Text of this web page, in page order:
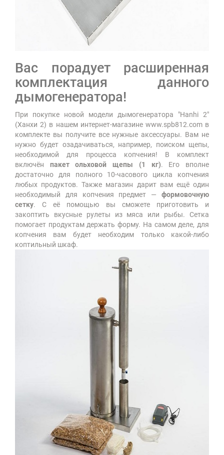
Вас порадует расширенная
комплектация данного
дымогенератора!
При покупке новой модели дымогенератора "Hanhi 2"
(Ханхи 2) в нашем интернет-магазине www.spb812.com в
комплекте вы получите все нужные аксессуары. Вам не
нужно будет озадачиваться, например, поиском щепы,
необходимой для процесса копчения! В комплект
включён пакет ольховой щепы (1 кг). Его вполне
достаточно для полного 10-часового цикла копчения
любых продуктов. Также магазин дарит вам ещё один
необходимый для копчения предмет — формовочную
сетку. С её помощью вы сможете приготовить и
закоптить вкусные рулеты из мяса или рыбы. Сетка
помогает продуктам держать форму. На самом деле, для
копчения вам будет необходим только какой-либо
коптильный шкаф.